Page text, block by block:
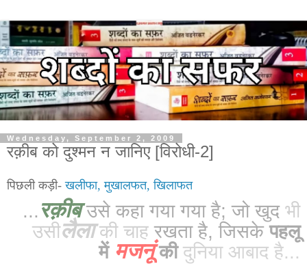
Wednesday, September 2, 2009
रक़ीब को दुश्मन न जानिए [विरोधी-2]
पिछली कड़ी-खलीफा, मुखालफत, खिलाफत
... रक़ीबउसे कहा गया गया है; जो खुद भी
उसीलैलाकी चाह रखता है, जिसके पहलू
में मजनूंकीदुनिया आबाद है...